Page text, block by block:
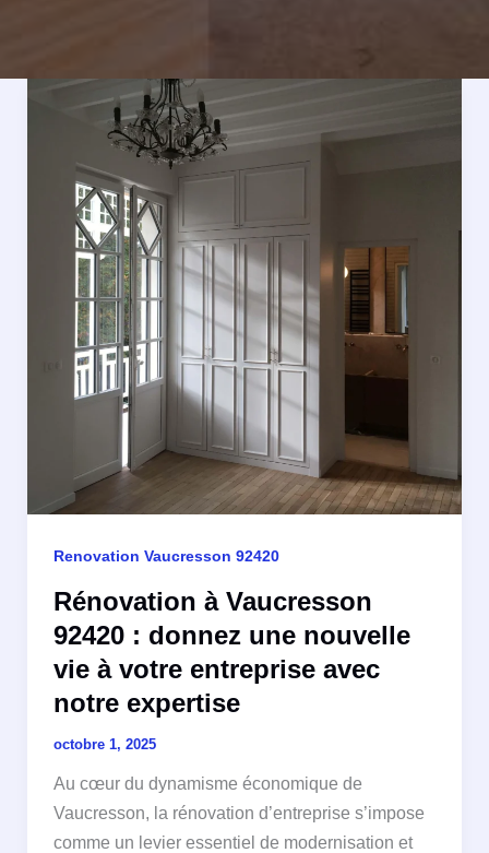
Renovation Vaucresson 92420
Rénovation à Vaucresson
92420 : donnez une nouvelle
vie à votre entreprise avec
notre expertise
octobre 1, 2025
Au cœur du dynamisme économique de
Vaucresson, la rénovation d’entreprise s’impose
comme un levier essentiel de modernisation et